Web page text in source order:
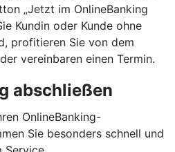
„Jetzt im OnlineBanking
Kundin oder Kunde ohne
profitieren Sie von dem
vereinbaren einen Termin.
abschließen
OnlineBanking-
Sie besonders schnell und